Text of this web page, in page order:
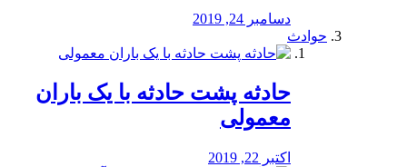
دسامبر 24, 2019
حوادث
️حادثه پشت حادثه با یک باران
معمولی
اکتبر 22, 2019